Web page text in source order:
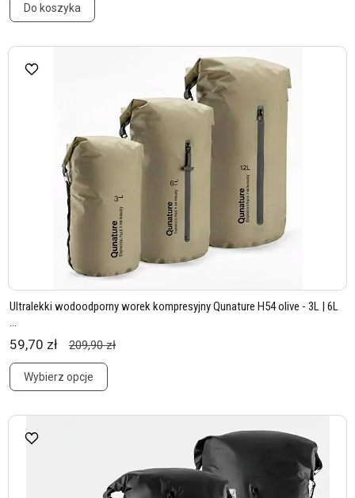
Do koszyka
Ultralekki wodoodporny worek kompresyjny Qunature H54 olive - 3L | 6L
...
59,70 zł 209,90 zł
Wybierz opcje